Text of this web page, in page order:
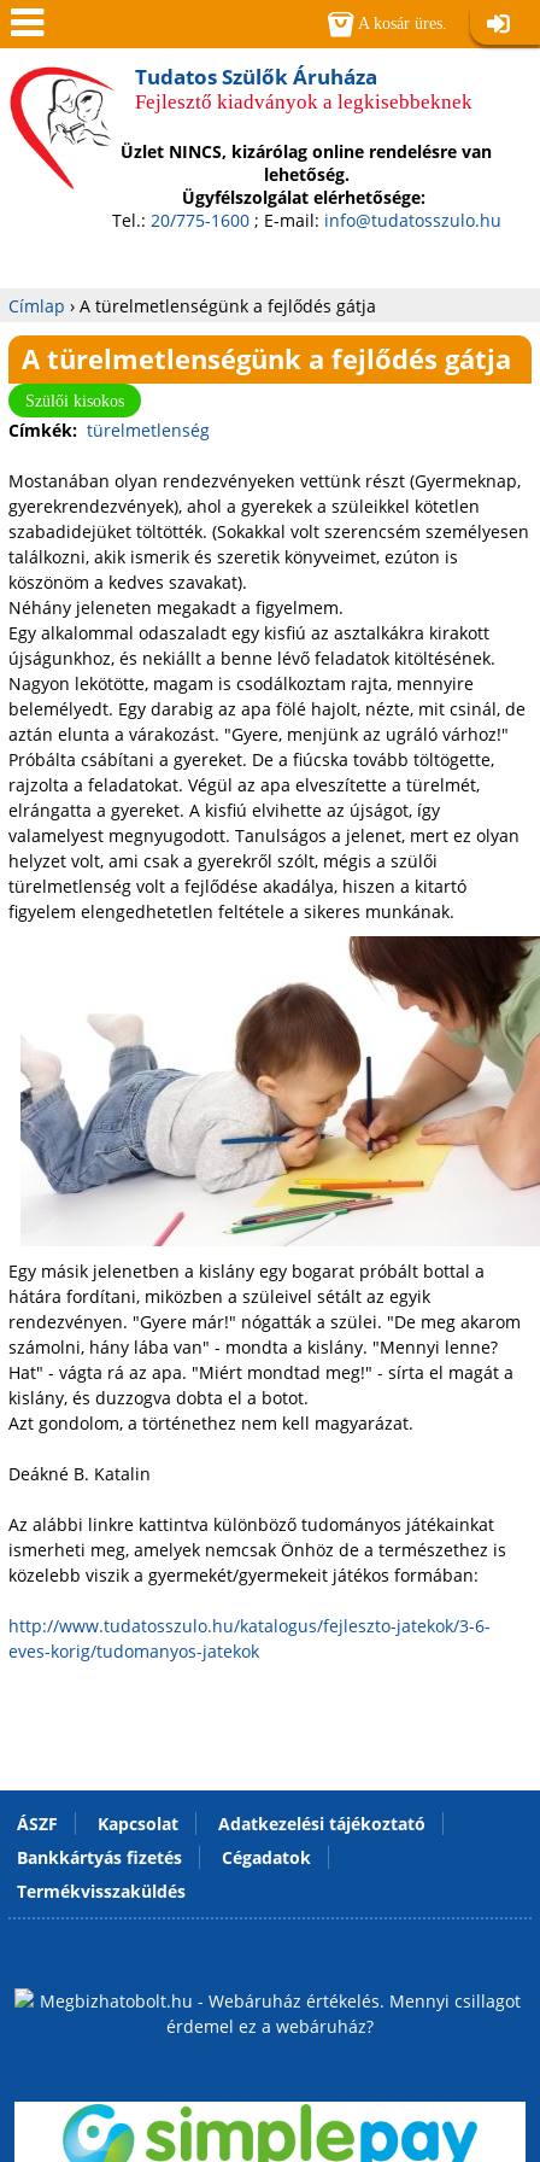
Jump to navigation
Tudatos Szülők Áruháza
Fejlesztő kiadványok a legkisebbeknek
Üzlet NINCS, kizárólag online rendelésre van
lehetőség.
Ügyfélszolgálat elérhetősége:
Tel.: 20/775-1600; E-mail: info@tudatosszulo.hu
Jelenlegi
hely
Címlap › A türelmetlenségünk a fejlődés gátja
A türelmetlenségünk a fejlődés gátja
Szülői kisokos
Címkék: türelmetlenség
Mostanában olyan rendezvényeken vettünk részt (Gyermeknap,
gyerekrendezvények), ahol a gyerekek a szüleikkel kötetlen
szabadidejüket töltötték. (Sokakkal volt szerencsém személyesen
találkozni, akik ismerik és szeretik könyveimet, ezúton is
köszönöm a kedves szavakat).
Néhány jeleneten megakadt a figyelmem.
Egy alkalommal odaszaladt egy kisfiú az asztalkákra kirakott
újságunkhoz, és nekiállt a benne lévő feladatok kitöltésének.
Nagyon lekötötte, magam is csodálkoztam rajta, mennyire
belemélyedt. Egy darabig az apa fölé hajolt, nézte, mit csinál, de
aztán elunta a várakozást. "Gyere, menjünk az ugráló várhoz!"
Próbálta csábítani a gyereket. De a fiúcska tovább töltögette,
rajzolta a feladatokat. Végül az apa elveszítette a türelmét,
elrángatta a gyereket. A kisfiú elvihette az újságot, így
valamelyest megnyugodott. Tanulságos a jelenet, mert ez olyan
helyzet volt, ami csak a gyerekről szólt, mégis a szülői
türelmetlenség volt a fejlődése akadálya, hiszen a kitartó
figyelem elengedhetetlen feltétele a sikeres munkának.
Egy másik jelenetben a kislány egy bogarat próbált bottal a
hátára fordítani, miközben a szüleivel sétált az egyik
rendezvényen. "Gyere már!" nógatták a szülei. "De meg akarom
számolni, hány lába van" - mondta a kislány. "Mennyi lenne?
Hat" - vágta rá az apa. "Miért mondtad meg!" - sírta el magát a
kislány, és duzzogva dobta el a botot.
Azt gondolom, a történethez nem kell magyarázat.
Deákné B. Katalin
Az alábbi linkre kattintva különböző tudományos játékainkat
ismerheti meg, amelyek nemcsak Önhöz de a természethez is
közelebb viszik a gyermekét/gyermekeit játékos formában:
http://www.tudatosszulo.hu/katalogus/fejleszto-jatekok/3-6-
eves-korig/tudomanyos-jatekok
A kosár üres.
Men
ü
ÁSZF Kapcsolat
Adatkezelési tájékoztató
Bankkártyás fizetés
Cégadatok
Termékvisszaküldés